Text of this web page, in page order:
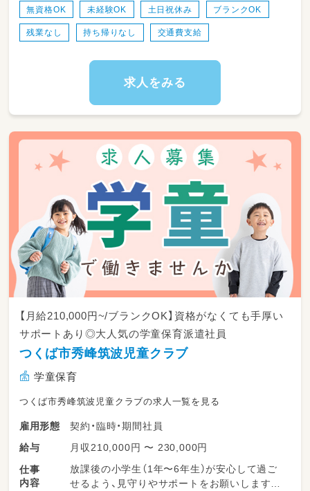
遊ぶ
・外遊びの見守り（1日の中で30分〜1時間程度
と短めです。）
無資格OK 未経験OK 土日祝休み ブランクOK
残業なし 持ち帰りなし 交通費支給
求人をみる
【月給210,000円~/ブランクOK】資格がなくても手厚い
サポートあり◎大人気の学童保育派遣社員
つくば市秀峰筑波児童クラブ
学童保育
つくば市秀峰筑波児童クラブの求人一覧を見る
雇用形態
契約・臨時・期間社員
給与
月収210,000円 〜 230,000円
仕事
内容
放課後の小学生（1年〜6年生）が安心して過ご
せるよう、見守りやサポートをお願いします。